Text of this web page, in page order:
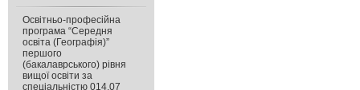
Освітньо-професійна
програма “Середня
освіта (Географія)”
першого
(бакалаврського) рівня
вищої освіти за
спеціальністю 014.07